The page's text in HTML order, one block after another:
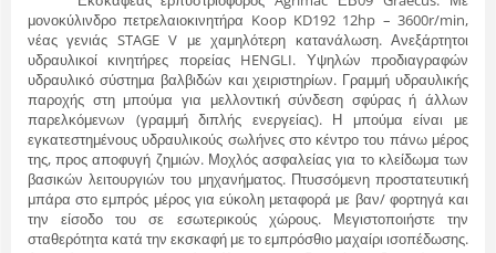
μονοκύλινδρο πετρελαιοκινητήρα Koop KD192 12hp – 3600r/min,
νέας γενιάς STAGE V με χαμηλότερη κατανάλωση. Ανεξάρτητοι
υδραυλικοί κινητήρες πορείας HENGLI. Υψηλών προδιαγραφών
υδραυλικό σύστημα βαλβιδών και χειριστηρίων. Γραμμή υδραυλικής
παροχής στη μπούμα για μελλοντική σύνδεση σφύρας ή άλλων
παρελκόμενων (γραμμή διπλής ενεργείας). Η μπούμα είναι με
εγκατεστημένους υδραυλικούς σωλήνες στο κέντρο του πάνω μέρος
της, προς αποφυγή ζημιών. Μοχλός ασφαλείας για το κλείδωμα των
βασικών λειτουργιών του μηχανήματος. Πτυσσόμενη προστατευτική
μπάρα στο εμπρός μέρος για εύκολη μεταφορά με βαν/ φορτηγά και
την είσοδο του σε εσωτερικούς χώρους. Μεγιστοποιήστε την
σταθερότητα κατά την εκσκαφή με το εμπρόσθιο μαχαίρι ισοπέδωσης.